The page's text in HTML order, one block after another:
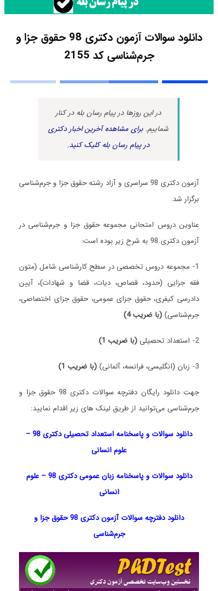
دانلود سوالات آزمون دکتری 98 حقوق جزا و
جرم‌شناسی کد 2155
در این روزها در پیام رسان بله در کنار
شماییم.برای مشاهده آخرین اخبار دکتری
در پیام رسان بله کلیک کنید.
آزمون دکتری 98 سراسری و آزاد رشته حقوق جزا و جرم‌شناسی
برگزار شد.
عناوین دروس امتحانی مجموعه حقوق جزا و جرم‌شناسی در
آزمون دکتری 98 به شرح زیر بوده است:
1- مجموعه دروس تخصصی در سطح کارشناسی شامل (متون
فقه جزایی (حدود، قصاص، دیات، قضا و شهادات)، آیین
دادرسی کیفری، حقوق جزای عمومی، حقوق جزای اختصاصی،
جرم‌شناسی) (با ضریب 4)
2- استعداد تحصیلی (با ضریب 1)
3- زبان (انگلیسی، فرانسه، آلمانی) (با ضریب 1)
جهت دانلود رایگان دفترچه سوالات دکتری 98 حقوق جزا و
جرم‌شناسی می‌توانید از طریق لینک های زیر اقدام نمایید:
دانلود سوالات و پاسخنامه استعداد تحصیلی دکتری 98
–
علوم انسانی
دانلود سوالات و پاسخنامه زبان عمومی دکتری 98 – علوم
انسانی
دانلود دفترچه سوالات آزمون دکتری 98 حقوق جزا و
جرم‌شناسی